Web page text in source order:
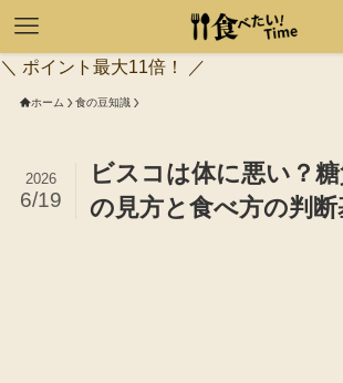
＼ ポイント最大11倍！ ／
ホーム 食の豆知識
ビスコは体に悪い？
の見方と食べ方の判断
2026
6/19